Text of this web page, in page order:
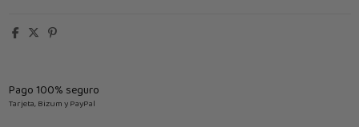
Pago 100% seguro
Tarjeta, Bizum y PayPal